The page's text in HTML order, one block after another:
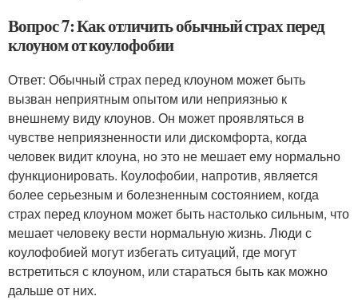
Вопрос 7: Как отличить обычный страх перед
клоуном от коулофобии
Ответ: Обычный страх перед клоуном может быть
вызван неприятным опытом или неприязнью к
внешнему виду клоунов. Он может проявляться в
чувстве неприязненности или дискомфорта, когда
человек видит клоуна, но это не мешает ему нормально
функционировать. Коулофобии, напротив, является
более серьезным и болезненным состоянием, когда
страх перед клоуном может быть настолько сильным, что
мешает человеку вести нормальную жизнь. Люди с
коулофобией могут избегать ситуаций, где могут
встретиться с клоуном, или стараться быть как можно
дальше от них.